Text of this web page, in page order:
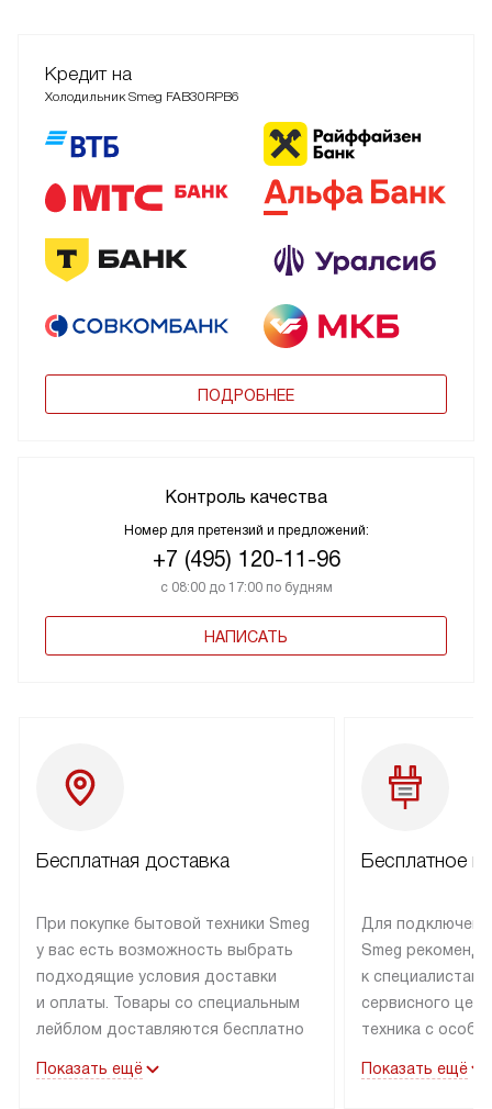
Кредит на
Холодильник Smeg FAB30RPB6
ПОДРОБНЕЕ
Контроль качества
Номер для претензий и предложений:
+7 (495) 120-11-96
с 08:00 до 17:00 по будням
НАПИСАТЬ
Бесплатная доставка
При покупке бытовой техники Smeg
у вас есть возможность выбрать
подходящие условия доставки
и оплаты. Товары со специальным
лейблом доставляются бесплатно
до подъезда. Доставка за пределы
Показать ещё
Бесплатное
Для
Smeg
к специалистам
сервисного
техника с
коммуникациям.
Показать ещё